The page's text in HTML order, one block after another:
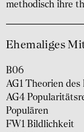
methodisch ihre
Ehemaliges
B06
AG1 Theorien des
AG4
Popu­lären
FW1 Bildlichkeit